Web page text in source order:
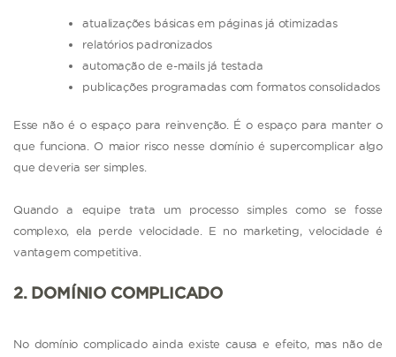
atualizações básicas em páginas já otimizadas
relatórios padronizados
automação de e-mails já testada
publicações programadas com formatos consolidados
Esse não é o espaço para reinvenção. É o espaço para manter o
que funciona. O maior risco nesse domínio é supercomplicar algo
que deveria ser simples.
Quando a equipe trata um processo simples como se fosse
complexo, ela perde velocidade. E no marketing, velocidade é
vantagem competitiva.
2. DOMÍNIO COMPLICADO
No domínio complicado ainda existe causa e efeito, mas não de